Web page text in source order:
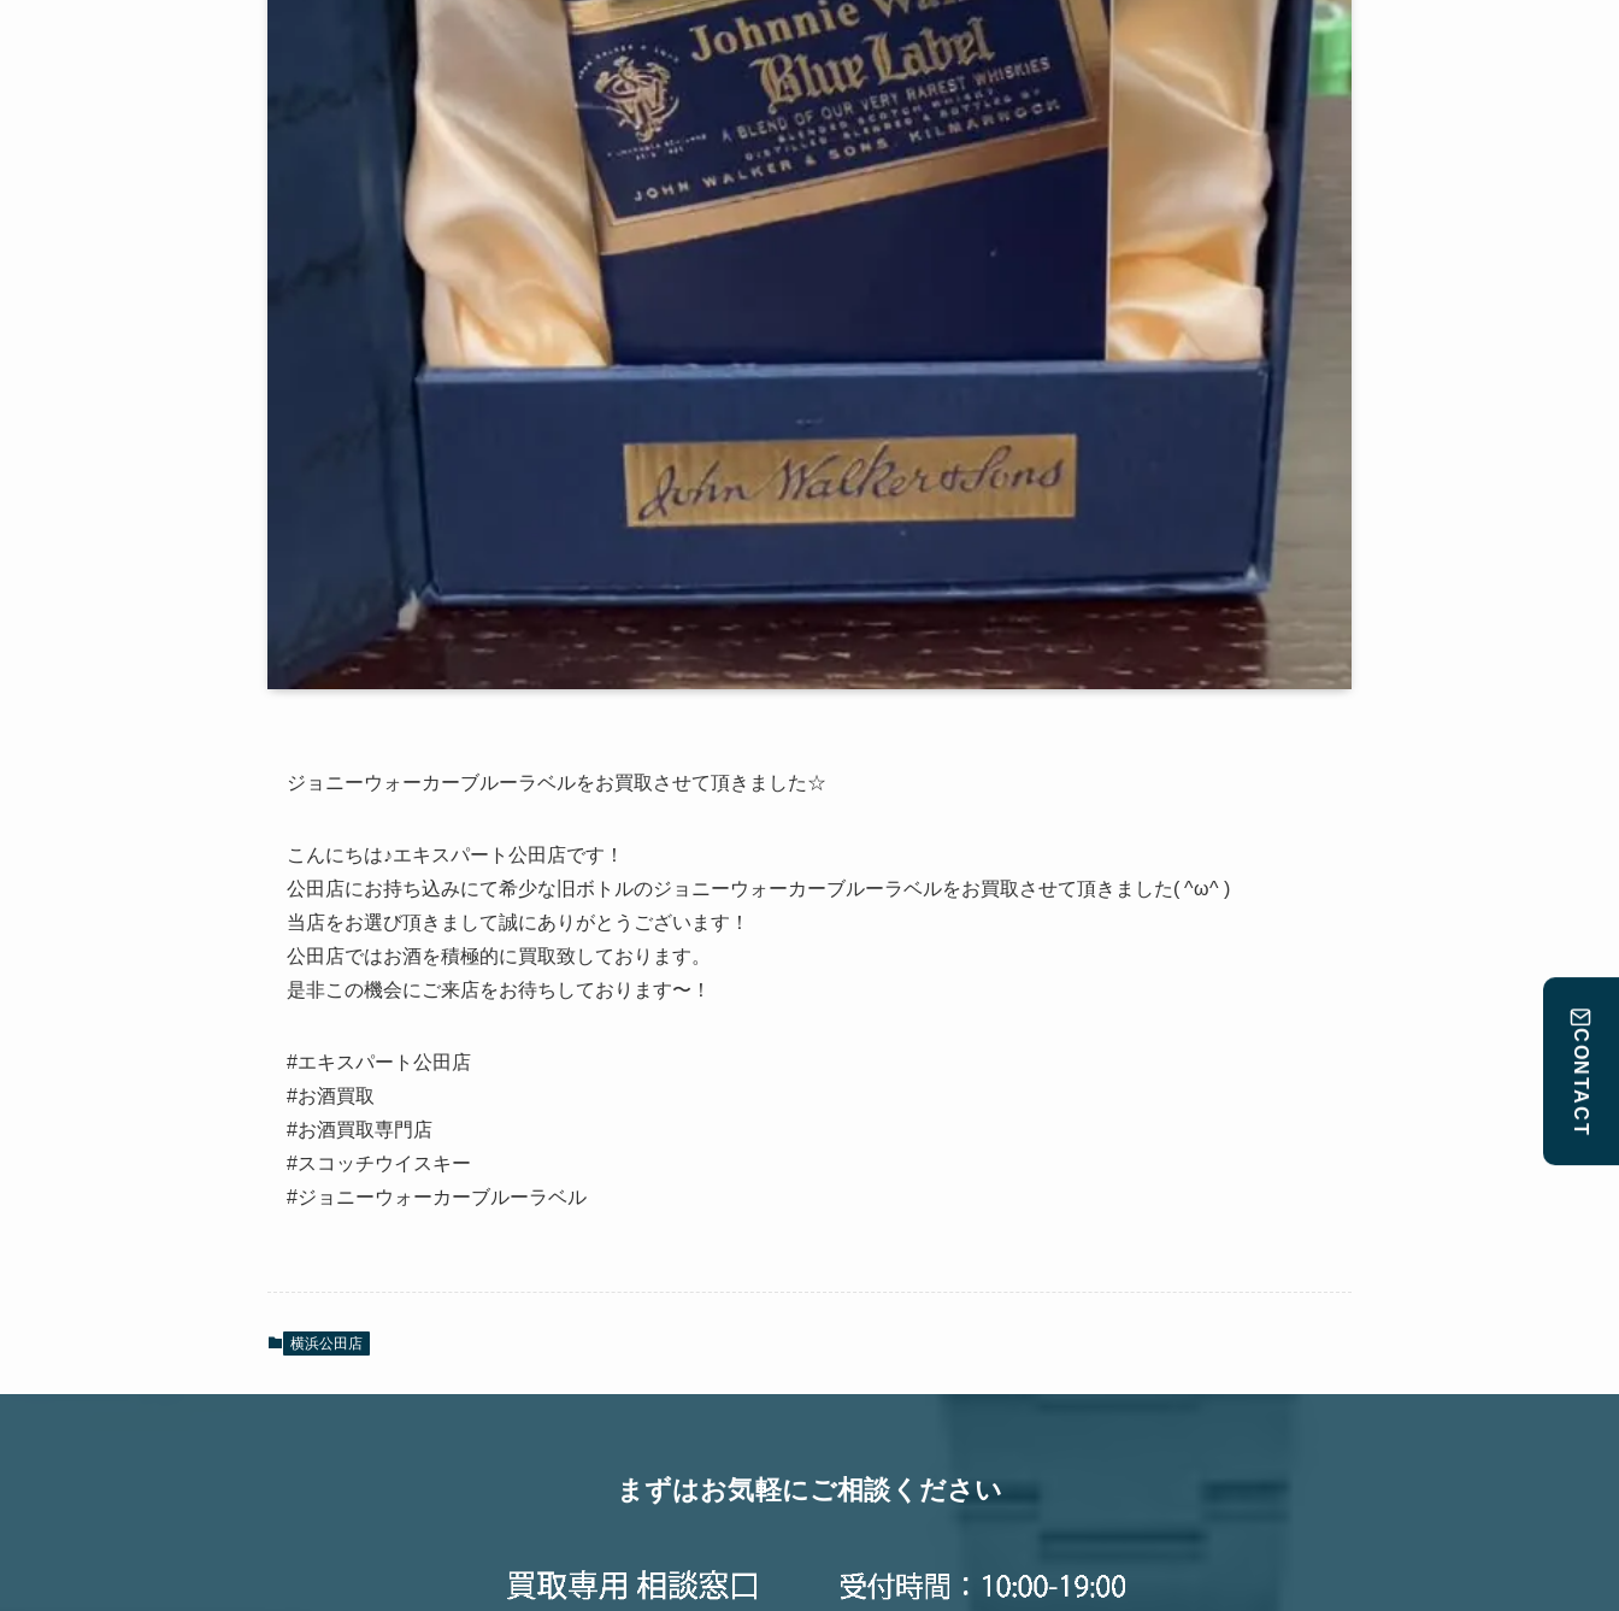
ジョニーウォーカーブルーラベルをお買取させて頂きました☆
こんにちは♪エキスパート公田店です！
公田店にお持ち込みにて希少な旧ボトルのジョニーウォーカーブルーラベルをお買取させて頂きました( ^ω^ )
当店をお選び頂きまして誠にありがとうございます！
公田店ではお酒を積極的に買取致しております。
是非この機会にご来店をお待ちしております〜！
#エキスパート公田店
#お酒買取
#お酒買取専門店
#スコッチウイスキー
#ジョニーウォーカーブルーラベル
横浜公田店
まずはお気軽にご相談ください
CONTACT